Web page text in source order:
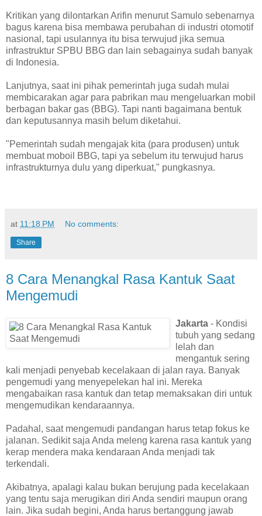
Kritikan yang dilontarkan Arifin menurut Samulo sebenarnya
bagus karena bisa membawa perubahan di industri otomotif
nasional, tapi usulannya itu bisa terwujud jika semua
infrastruktur SPBU BBG dan lain sebagainya sudah banyak
di Indonesia.
Lanjutnya, saat ini pihak pemerintah juga sudah mulai
membicarakan agar para pabrikan mau mengeluarkan mobil
berbagan bakar gas (BBG). Tapi nanti bagaimana bentuk
dan keputusannya masih belum diketahui.
"Pemerintah sudah mengajak kita (para produsen) untuk
membuat moboil BBG, tapi ya sebelum itu terwujud harus
infrastrukturnya dulu yang diperkuat," pungkasnya.
at 11:18 PM No comments:
Share
8 Cara Menangkal Rasa Kantuk Saat
Mengemudi
Jakarta - Kondisi
tubuh yang sedang
lelah dan
mengantuk sering
kali menjadi penyebab kecelakaan di jalan raya. Banyak
pengemudi yang menyepelekan hal ini. Mereka
mengabaikan rasa kantuk dan tetap memaksakan diri untuk
mengemudikan kendaraannya.
Padahal, saat mengemudi pandangan harus tetap fokus ke
jalanan. Sedikit saja Anda meleng karena rasa kantuk yang
kerap mendera maka kendaraan Anda menjadi tak
terkendali.
Akibatnya, apalagi kalau bukan berujung pada kecelakaan
yang tentu saja merugikan diri Anda sendiri maupun orang
lain. Jika sudah begini, Anda harus bertanggung jawab